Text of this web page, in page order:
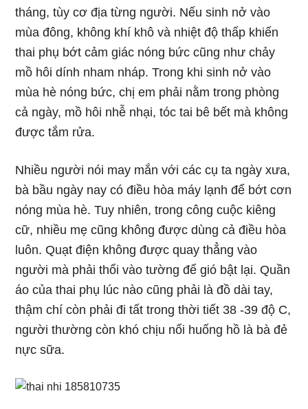
tháng, tùy cơ địa từng người. Nếu sinh nở vào
mùa đông, không khí khô và nhiệt độ thấp khiến
thai phụ bớt cảm giác nóng bức cũng như chảy
mồ hôi dính nham nháp. Trong khi sinh nở vào
mùa hè nóng bức, chị em phải nằm trong phòng
cả ngày, mồ hôi nhễ nhại, tóc tai bê bết mà không
được tắm rửa.
Nhiều người nói may mắn với các cụ ta ngày xưa,
bà bầu ngày nay có điều hòa máy lạnh để bớt cơn
nóng mùa hè. Tuy nhiên, trong công cuộc kiêng
cữ, nhiều mẹ cũng không được dùng cả điều hòa
luôn. Quạt điện không được quay thẳng vào
người mà phải thổi vào tường để gió bật lại. Quần
áo của thai phụ lúc nào cũng phải là đồ dài tay,
thậm chí còn phải đi tất trong thời tiết 38 -39 độ C,
người thường còn khó chịu nổi huống hồ là bà đẻ
nực sữa.